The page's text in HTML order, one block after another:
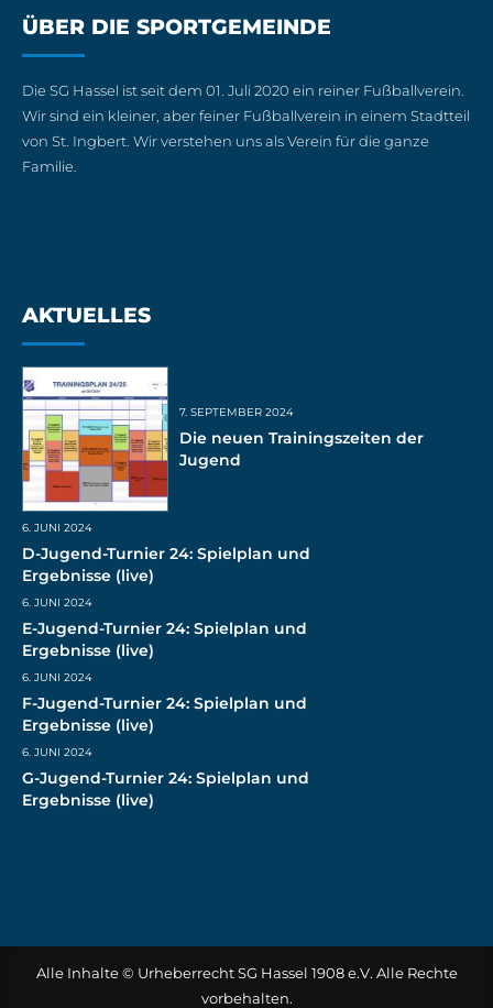
ÜBER DIE SPORTGEMEINDE
Die SG Hassel ist seit dem 01. Juli 2020 ein reiner Fußballverein.
Wir sind ein kleiner, aber feiner Fußballverein in einem Stadtteil
von St. Ingbert. Wir verstehen uns als Verein für die ganze
Familie.
AKTUELLES
7. SEPTEMBER 2024
Die neuen Trainingszeiten der
Jugend
6. JUNI 2024
D-Jugend-Turnier 24: Spielplan und
Ergebnisse (live)
6. JUNI 2024
E-Jugend-Turnier 24: Spielplan und
Ergebnisse (live)
6. JUNI 2024
F-Jugend-Turnier 24: Spielplan und
Ergebnisse (live)
6. JUNI 2024
G-Jugend-Turnier 24: Spielplan und
Ergebnisse (live)
Alle Inhalte © Urheberrecht SG Hassel 1908 e.V. Alle Rechte
vorbehalten.